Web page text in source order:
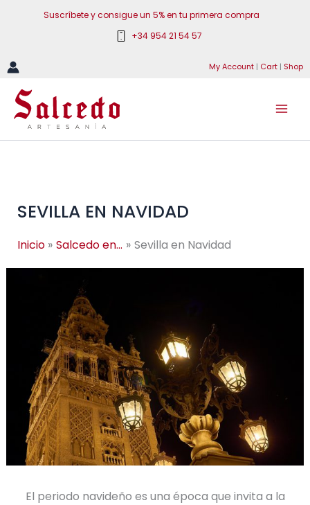
Suscríbete y consigue un 5% en tu primera compra
+34 954 21 54 57
My Account | Cart | Shop
SEVILLA EN NAVIDAD
Inicio Salcedo en... Sevilla en Navidad
El periodo navideño es una época que invita a la